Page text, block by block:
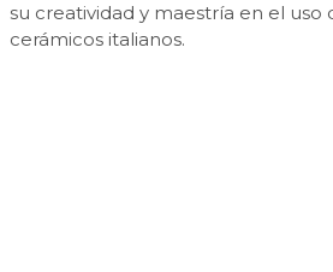
su creatividad y maestría en el uso
cerámicos italianos.